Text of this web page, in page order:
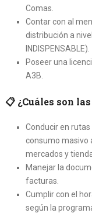
Comas.
Contar con al
distribución a
INDISPENSABLE).
Poseer una
A3B.
📋 ¿Cuáles son
Conducir en
consumo masivo
mercados y
Manejar la
facturas.
Cumplir con el
según la